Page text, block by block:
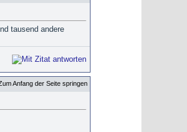
tausend andere